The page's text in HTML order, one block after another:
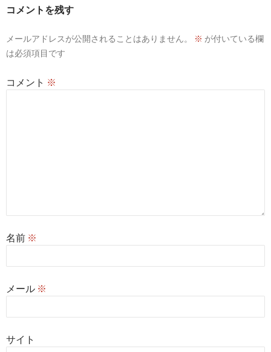
ョ
コメントを残す
メールアドレスが公開されることはありません。 ※ が付いている欄
は必須項目です
コメント ※
名前 ※
メール ※
サイト